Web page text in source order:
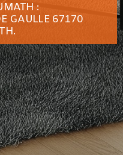
:
GAULLE 67170